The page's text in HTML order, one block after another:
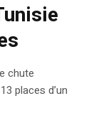
chute
places d’un